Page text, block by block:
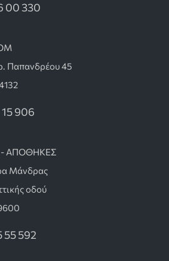
00 330
Παπανδρέου 45
15 906
- ΑΠΟΘΗΚΕΣ
Μάνδρας
οδού
55 592